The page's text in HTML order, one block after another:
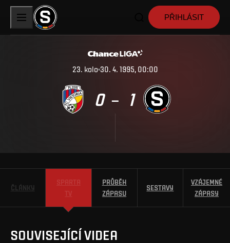
PŘIHLÁSIT
23. kolo 30. 4. 1995, 00:00
0 – 1
ČLÁNKY
SPARTA
TV
PRŮBĚH
ZÁPASU
SESTAVY
VZÁJEMNÉ
ZÁPASY
SOUVISEJÍCÍ VIDEA